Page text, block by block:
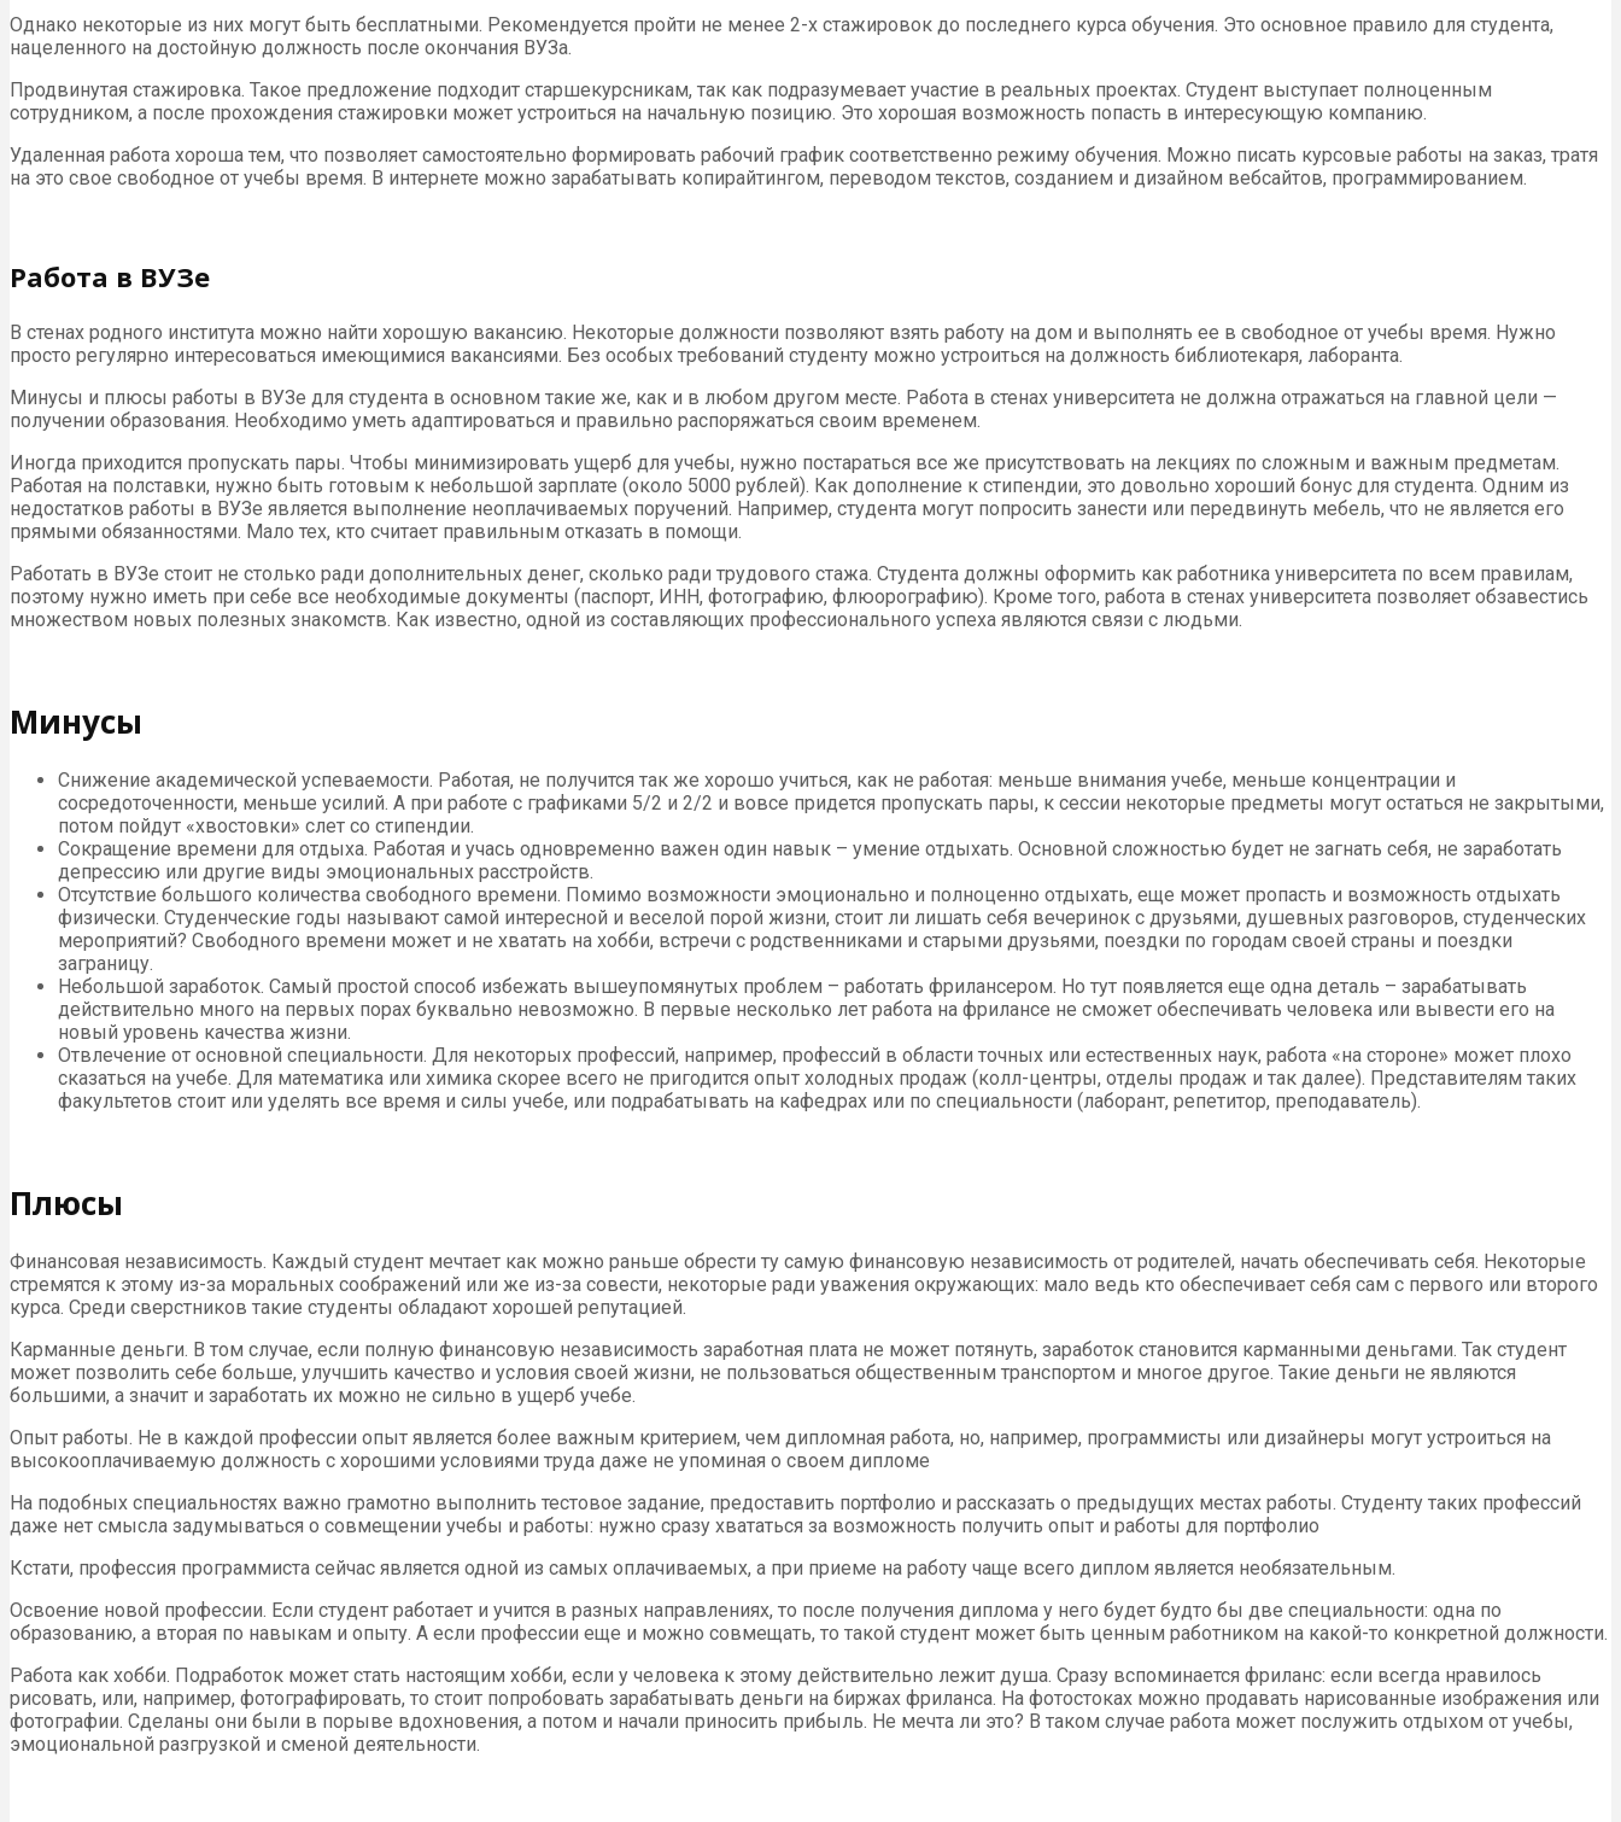
Однако некоторые из них могут быть бесплатными. Рекомендуется пройти не менее 2-х стажировок до последнего курса обучения. Это основное правило для студента,
нацеленного на достойную должность после окончания ВУЗа.
Продвинутая стажировка. Такое предложение подходит старшекурсникам, так как подразумевает участие в реальных проектах. Студент выступает полноценным
сотрудником, а после прохождения стажировки может устроиться на начальную позицию. Это хорошая возможность попасть в интересующую компанию.
Удаленная работа хороша тем, что позволяет самостоятельно формировать рабочий график соответственно режиму обучения. Можно писать курсовые работы на заказ, тратя
на это свое свободное от учебы время. В интернете можно зарабатывать копирайтингом, переводом текстов, созданием и дизайном вебсайтов, программированием.
Работа в ВУЗе
В стенах родного института можно найти хорошую вакансию. Некоторые должности позволяют взять работу на дом и выполнять ее в свободное от учебы время. Нужно
просто регулярно интересоваться имеющимися вакансиями. Без особых требований студенту можно устроиться на должность библиотекаря, лаборанта.
Минусы и плюсы работы в ВУЗе для студента в основном такие же, как и в любом другом месте. Работа в стенах университета не должна отражаться на главной цели —
получении образования. Необходимо уметь адаптироваться и правильно распоряжаться своим временем.
Иногда приходится пропускать пары. Чтобы минимизировать ущерб для учебы, нужно постараться все же присутствовать на лекциях по сложным и важным предметам.
Работая на полставки, нужно быть готовым к небольшой зарплате (около 5000 рублей). Как дополнение к стипендии, это довольно хороший бонус для студента. Одним из
недостатков работы в ВУЗе является выполнение неоплачиваемых поручений. Например, студента могут попросить занести или передвинуть мебель, что не является его
прямыми обязанностями. Мало тех, кто считает правильным отказать в помощи.
Работать в ВУЗе стоит не столько ради дополнительных денег, сколько ради трудового стажа. Студента должны оформить как работника университета по всем правилам,
поэтому нужно иметь при себе все необходимые документы (паспорт, ИНН, фотографию, флюорографию). Кроме того, работа в стенах университета позволяет обзавестись
множеством новых полезных знакомств. Как известно, одной из составляющих профессионального успеха являются связи с людьми.
Минусы
Снижение академической успеваемости. Работая, не получится так же хорошо учиться, как не работая: меньше внимания учебе, меньше концентрации и
сосредоточенности, меньше усилий. А при работе с графиками 5/2 и 2/2 и вовсе придется пропускать пары, к сессии некоторые предметы могут остаться не закрытыми,
потом пойдут «хвостовки» слет со стипендии.
Сокращение времени для отдыха. Работая и учась одновременно важен один навык – умение отдыхать. Основной сложностью будет не загнать себя, не заработать
депрессию или другие виды эмоциональных расстройств.
Отсутствие большого количества свободного времени. Помимо возможности эмоционально и полноценно отдыхать, еще может пропасть и возможность отдыхать
физически. Студенческие годы называют самой интересной и веселой порой жизни, стоит ли лишать себя вечеринок с друзьями, душевных разговоров, студенческих
мероприятий? Свободного времени может и не хватать на хобби, встречи с родственниками и старыми друзьями, поездки по городам своей страны и поездки
заграницу.
Небольшой заработок. Самый простой способ избежать вышеупомянутых проблем – работать фрилансером. Но тут появляется еще одна деталь – зарабатывать
действительно много на первых порах буквально невозможно. В первые несколько лет работа на фрилансе не сможет обеспечивать человека или вывести его на
новый уровень качества жизни.
Отвлечение от основной специальности. Для некоторых профессий, например, профессий в области точных или естественных наук, работа «на стороне» может плохо
сказаться на учебе. Для математика или химика скорее всего не пригодится опыт холодных продаж (колл-центры, отделы продаж и так далее). Представителям таких
факультетов стоит или уделять все время и силы учебе, или подрабатывать на кафедрах или по специальности (лаборант, репетитор, преподаватель).
Плюсы
Финансовая независимость. Каждый студент мечтает как можно раньше обрести ту самую финансовую независимость от родителей, начать обеспечивать себя. Некоторые
стремятся к этому из-за моральных соображений или же из-за совести, некоторые ради уважения окружающих: мало ведь кто обеспечивает себя сам с первого или второго
курса. Среди сверстников такие студенты обладают хорошей репутацией.
Карманные деньги. В том случае, если полную финансовую независимость заработная плата не может потянуть, заработок становится карманными деньгами. Так студент
может позволить себе больше, улучшить качество и условия своей жизни, не пользоваться общественным транспортом и многое другое. Такие деньги не являются
большими, а значит и заработать их можно не сильно в ущерб учебе.
Опыт работы. Не в каждой профессии опыт является более важным критерием, чем дипломная работа, но, например, программисты или дизайнеры могут устроиться на
высокооплачиваемую должность с хорошими условиями труда даже не упоминая о своем дипломе
На подобных специальностях важно грамотно выполнить тестовое задание, предоставить портфолио и рассказать о предыдущих местах работы. Студенту таких профессий
даже нет смысла задумываться о совмещении учебы и работы: нужно сразу хвататься за возможность получить опыт и работы для портфолио
Кстати, профессия программиста сейчас является одной из самых оплачиваемых, а при приеме на работу чаще всего диплом является необязательным.
Освоение новой профессии. Если студент работает и учится в разных направлениях, то после получения диплома у него будет будто бы две специальности: одна по
образованию, а вторая по навыкам и опыту. А если профессии еще и можно совмещать, то такой студент может быть ценным работником на какой-то конкретной должности.
Работа как хобби. Подработок может стать настоящим хобби, если у человека к этому действительно лежит душа. Сразу вспоминается фриланс: если всегда нравилось
рисовать, или, например, фотографировать, то стоит попробовать зарабатывать деньги на биржах фриланса. На фотостоках можно продавать нарисованные изображения или
фотографии. Сделаны они были в порыве вдохновения, а потом и начали приносить прибыль. Не мечта ли это? В таком случае работа может послужить отдыхом от учебы,
эмоциональной разгрузкой и сменой деятельности.